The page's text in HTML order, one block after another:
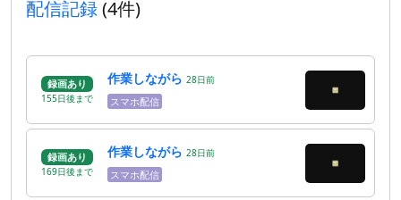
配信記録(4件)
録画あり
155日後 まで
作業しながら 28日前
スマホ配信
録画あり
169日後 まで
作業しながら 28日前
スマホ配信